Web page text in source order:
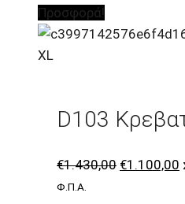
Προσφορά!
D103
€1.430,00 Original
€1.100,00
Φ.Π.Α.